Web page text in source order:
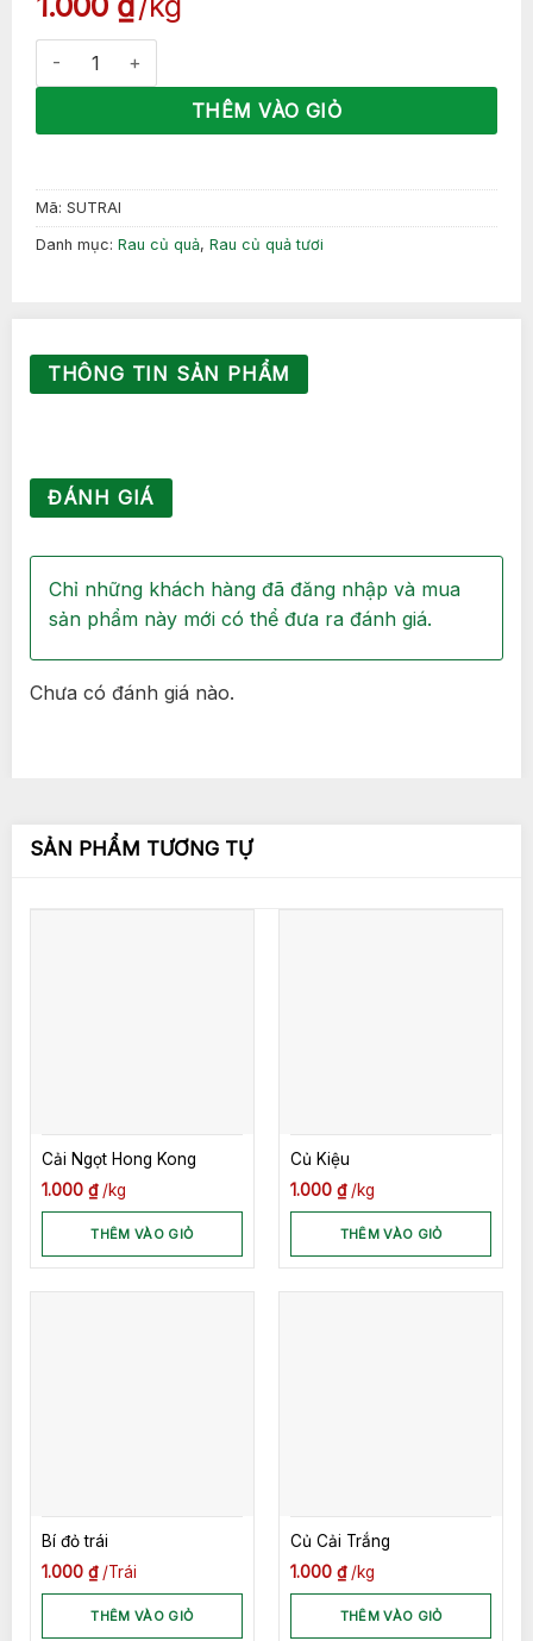
Su Su trái số lượng
THÊM VÀO GIỎ
Mã: SUTRAI
Danh mục: Rau củ quả, Rau củ quả tươi
ĐÁNH GIÁ
Chưa có đánh giá nào.
Chỉ những khách hàng đã đăng nhập và mua
sản phẩm này mới có thể đưa ra đánh giá.
THÔNG TIN SẢN PHẨM
SẢN PHẨM TƯƠNG TỰ
Cải Ngọt Hong Kong
1.000 ₫ kg
THÊM VÀO GIỎ
Củ Kiệu
1.000 ₫ kg
THÊM VÀO GIỎ
Bí đỏ trái
1.000 ₫ Trái
THÊM VÀO GIỎ
Củ Cải Trắng
1.000 ₫ kg
THÊM VÀO GIỎ